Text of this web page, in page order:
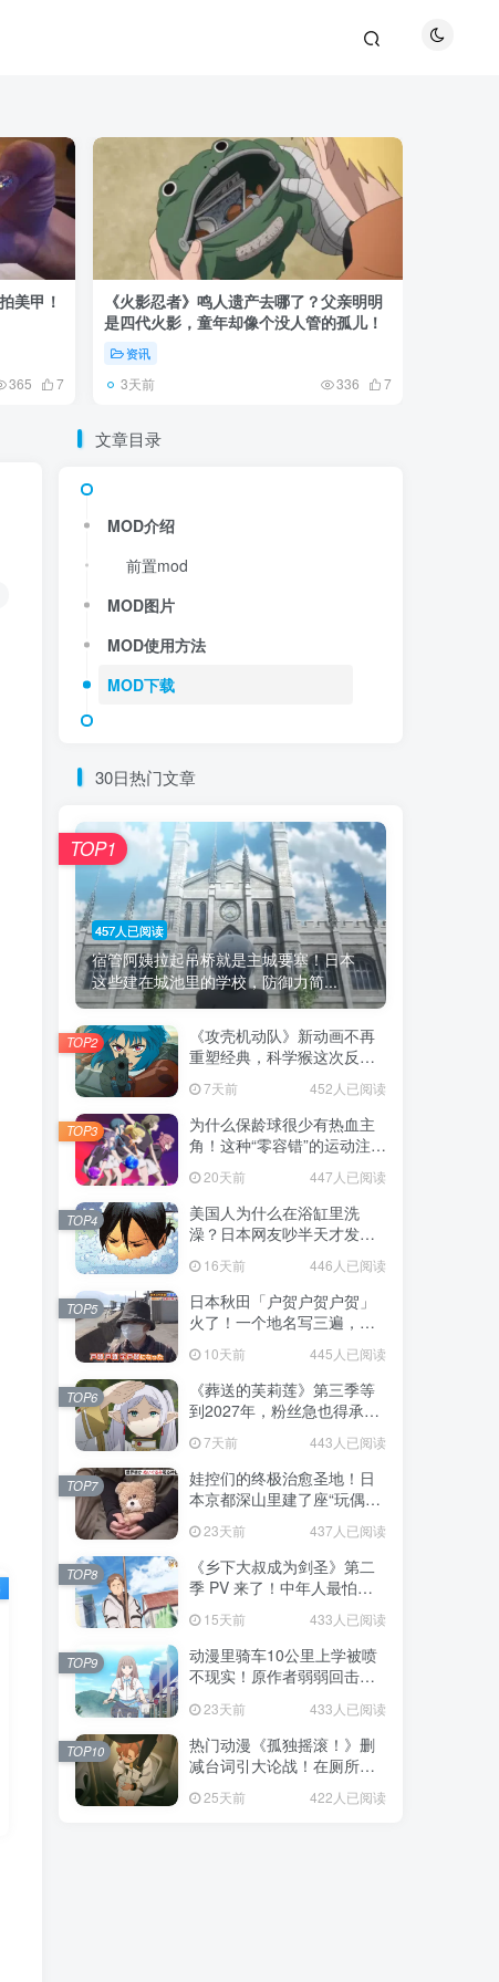
美甲！
365 7
《火影忍者》鸣人遗产去哪了？父亲明明
是四代火影，童年却像个没人管的孤儿！
资讯
3天前 336 7
文章目录
MOD介绍
前置mod
MOD图片
MOD使用方法
MOD下载
30日热门文章
457人已阅读
宿管阿姨拉起吊桥就是主城要塞！日本
这些建在城池里的学校，防御力简...
TOP1
《攻壳机动队》新动画不再
重塑经典，科学猴这次反而
7天前 452人已阅读
TOP2
为什么保龄球很少有热血主
角！这种“零容错”的运动注定
们的生活！
20天前 447人已阅读
TOP3
美国人为什么在浴缸里洗
澡？日本网友吵半天才发
藏在浴室地板里！
16天前 446人已阅读
TOP4
日本秋田「户贺户贺户贺」
火了！一个地名写三遍，竟
不是玩梗而是150年旧账！
10天前 445人已阅读
TOP5
《葬送的芙莉莲》第三季等
到2027年，粉丝急也得承认
这次慢得有道理！
7天前 443人已阅读
TOP6
娃控们的终极治愈圣地！日
本京都深山里建了座“玩偶神
社”，不仅能拍照还能给娃祈
福！23天前 437人已阅读
TOP7
《乡下大叔成为剑圣》第二
季 PV 来了！中年人最怕的
不是变老，而是没人愿意再
相信你！
15天前 433人已阅读
TOP8
动漫里骑车10公里上学被喷
不现实！原作者弱弱回击：
常通勤！
23天前 433人已阅读
TOP9
热门动漫《孤独摇滚！》删
减台词引大论战！在厕所吃
现充！
25天前 422人已阅读
TOP10